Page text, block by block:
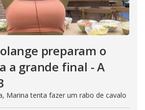
preparam o
a grande final - A
Marina tenta fazer um rabo de cavalo